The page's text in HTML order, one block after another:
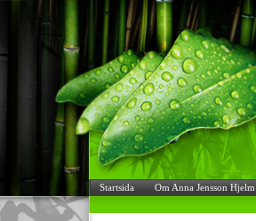
Startsida Om Anna Jensson Hjelm